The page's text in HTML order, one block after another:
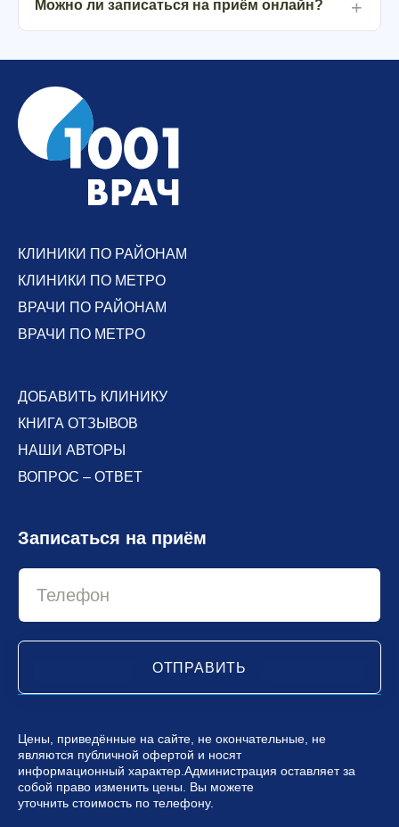
Можно ли записаться на приём онлайн?
КЛИНИКИ ПО РАЙОНАМ
КЛИНИКИ ПО МЕТРО
ВРАЧИ ПО РАЙОНАМ
ВРАЧИ ПО МЕТРО
ДОБАВИТЬ КЛИНИКУ
КНИГА ОТЗЫВОВ
НАШИ АВТОРЫ
ВОПРОС – ОТВЕТ
Записаться на приём
ОТПРАВИТЬ
Цены, приведённые на сайте, не окончательные, не
являются публичной офертой и носят
информационный характер.Администрация оставляет за
собой право изменить цены. Вы можете
уточнить стоимость по телефону.